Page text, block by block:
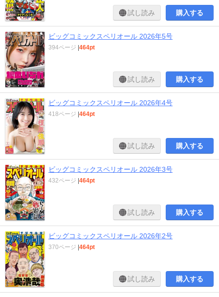
試し読み 購入する
ビッグコミックスペリオール 2026年5号
394ページ |464pt
試し読み 購入する
ビッグコミックスペリオール 2026年4号
418ページ |464pt
試し読み 購入する
ビッグコミックスペリオール 2026年3号
432ページ |464pt
試し読み 購入する
ビッグコミックスペリオール 2026年2号
370ページ |464pt
試し読み 購入する